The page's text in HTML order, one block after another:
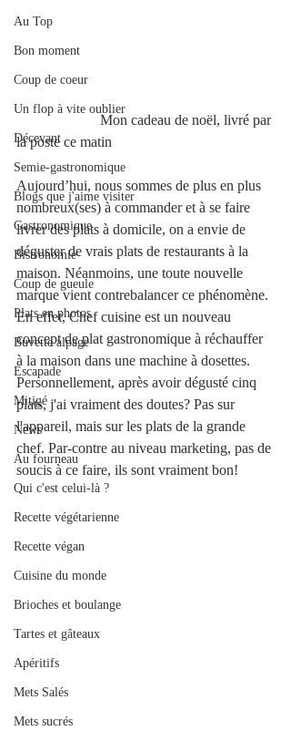
Au Top
Bon moment
Coup de coeur
Un flop à vite oublier
Décevant
Semie-gastronomique
Blogs que j'aime visiter
Gastronomique
Bistronomie
Coup de gueule
Plats en photos
Buvette alpage
Escapade
Mitigé
News
Au fourneau
Qui c'est celui-là ?
Recette végétarienne
Recette végan
Cuisine du monde
Brioches et boulange
Tartes et gâteaux
Apéritifs
Mets Salés
Mets sucrés
                       Mon cadeau de noël, livré par
la poste ce matin
Aujourd’hui, nous sommes de plus en plus
nombreux(ses) à commander et à se faire
livrer des plats à domicile, on a envie de
déguster de vrais plats de restaurants à la
maison. Néanmoins, une toute nouvelle
marque vient contrebalancer ce phénomène.
En effet, Chef cuisine est un nouveau
concept de plat gastronomique à réchauffer
à la maison dans une machine à dosettes.
Personnellement, après avoir dégusté cinq
plats, j'ai vraiment des doutes? Pas sur
l'appareil, mais sur les plats de la grande
chef. Par-contre au niveau marketing, pas de
soucis à ce faire, ils sont vraiment bon!